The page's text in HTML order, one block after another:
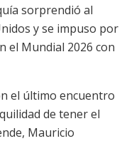
sorprendió al
y se impuso por
el Mundial 2026 con
el último encuentro
de tener el
Mauricio